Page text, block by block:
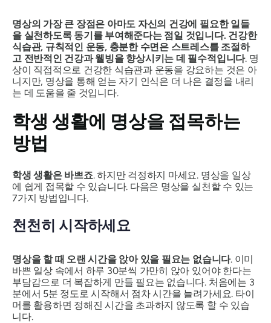
명상의 가장 큰 장점은 아마도 자신의 건강에 필요한 일들
을 실천하도록 동기를 부여해준다는 점일 것입니다. 건강한
식습관, 규칙적인 운동, 충분한 수면은 스트레스를 조절하
고 전반적인 건강과 웰빙을 향상시키는 데 필수적입니다. 명
상이 직접적으로 건강한 식습관과 운동을 강요하는 것은 아
니지만, 명상을 통해 얻는 자기 인식은 더 나은 결정을 내리
는 데 도움을 줄 것입니다.
학생 생활에 명상을 접목하는
방법
학생 생활은 바쁘죠. 하지만 걱정하지 마세요. 명상을 일상
에 쉽게 접목할 수 있습니다. 다음은 명상을 실천할 수 있는
7가지 방법입니다.
천천히 시작하세요
명상을 할 때 오랜 시간을 앉아 있을 필요는 없습니다. 이미
바쁜 일상 속에서 하루 30분씩 가만히 앉아 있어야 한다는
부담감으로 더 복잡하게 만들 필요는 없습니다. 처음에는 3
분에서 5분 정도로 시작해서 점차 시간을 늘려가세요. 타이
머를 활용하면 정해진 시간을 초과하지 않도록 할 수 있습
니다.